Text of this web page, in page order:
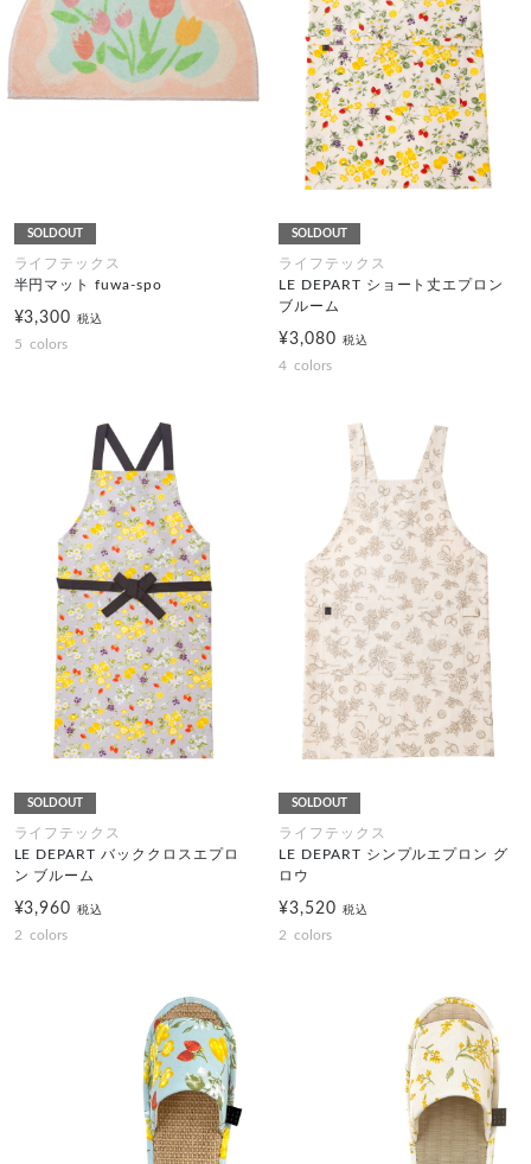
SOLDOUT
ライフテックス
半円マット fuwa-spo
¥3,300税込
5 colors
SOLDOUT
ライフテックス
LE DEPART ショート丈エプロン
ブルーム
¥3,080 税込
4 colors
SOLDOUT
ライフテックス
LE DEPART バッククロスエプロ
ン ブルーム
¥3,960税込
2 colors
SOLDOUT
ライフテックス
LE DEPART シンプルエプロン グ
ロウ
¥3,520 税込
2 colors